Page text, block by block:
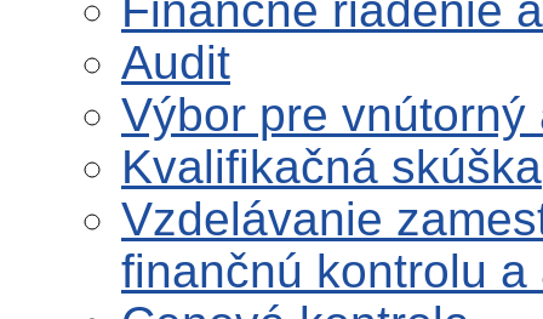
Audit
Výbor pre
Kvalifikačná skúška
Vzdelávanie
finančnú kontrolu a